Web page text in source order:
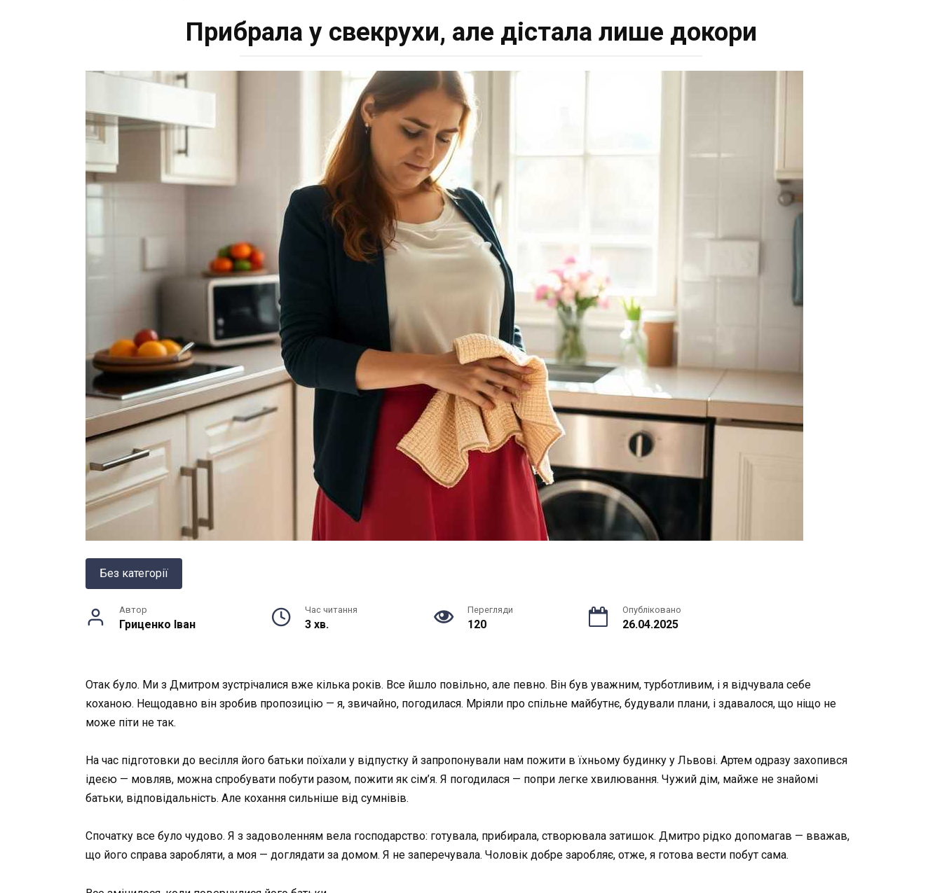
Прибрала у свекрухи, але дістала лише докори
Без категорії
Автор
Гриценко Іван
Час читання
3 хв.
Перегляди
120
Опубліковано
26.04.2025
Отак було. Ми з Дмитром зустрічалися вже кілька років. Все йшло повільно, але певно. Він був уважним, турботливим, і я відчувала себе
коханою. Нещодавно він зробив пропозицію — я, звичайно, погодилася. Мріяли про спільне майбутнє, будували плани, і здавалося, що ніщо не
може піти не так.
На час підготовки до весілля його батьки поїхали у відпустку й запропонували нам пожити в їхньому будинку у Львові. Артем одразу захопився
ідеєю — мовляв, можна спробувати побути разом, пожити як сім’я. Я погодилася — попри легке хвилювання. Чужий дім, майже не знайомі
батьки, відповідальність. Але кохання сильніше від сумнівів.
Спочатку все було чудово. Я з задоволенням вела господарство: готувала, прибирала, створювала затишок. Дмитро рідко допомагав — вважав,
що його справа заробляти, а моя — доглядати за домом. Я не заперечувала. Чоловік добре заробляє, отже, я готова вести побут сама.